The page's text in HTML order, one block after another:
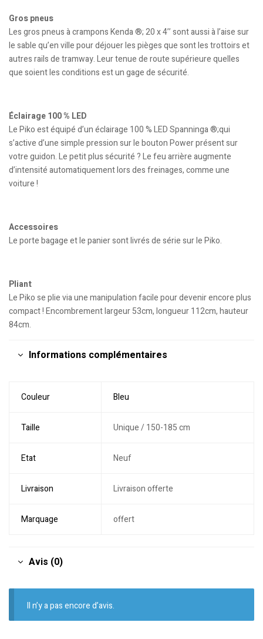
Gros pneus
Les gros pneus à crampons Kenda ®; 20 x 4’’ sont aussi à l’aise sur
le sable qu’en ville pour déjouer les pièges que sont les trottoirs et
autres rails de tramway. Leur tenue de route supérieure quelles
que soient les conditions est un gage de sécurité.
Éclairage 100 % LED
Le Piko est équipé d’un éclairage 100 % LED Spanninga ®;qui
s’active d’une simple pression sur le bouton Power présent sur
votre guidon. Le petit plus sécurité ? Le feu arrière augmente
d’intensité automatiquement lors des freinages, comme une
voiture !
Accessoires
Le porte bagage et le panier sont livrés de série sur le Piko.
Pliant
Le Piko se plie via une manipulation facile pour devenir encore plus
compact ! Encombrement largeur 53cm, longueur 112cm, hauteur
84cm.
Informations complémentaires
Couleur Bleu
Taille Unique / 150-185 cm
Etat Neuf
Livraison Livraison offerte
Marquage offert
Avis (0)
Il n’y a pas encore d’avis.